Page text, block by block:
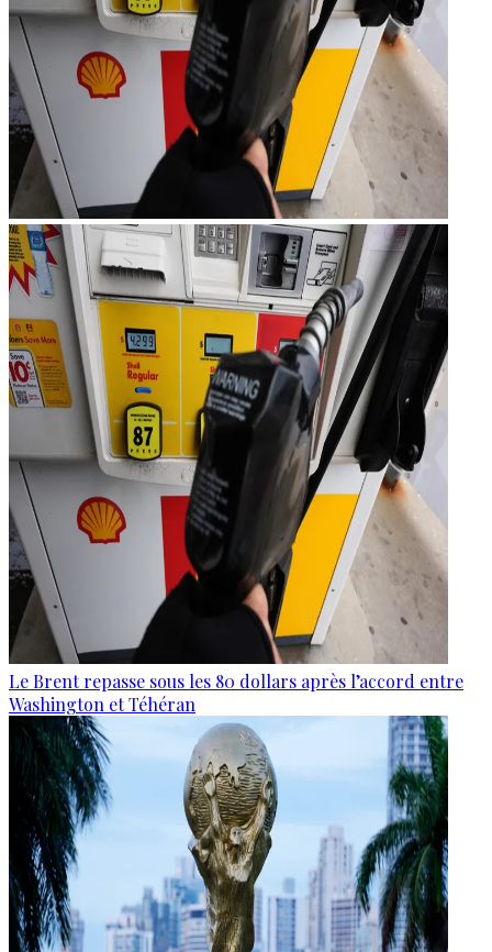
Le Brent repasse sous les 80 dollars après l’accord entre
Washington et Téhéran